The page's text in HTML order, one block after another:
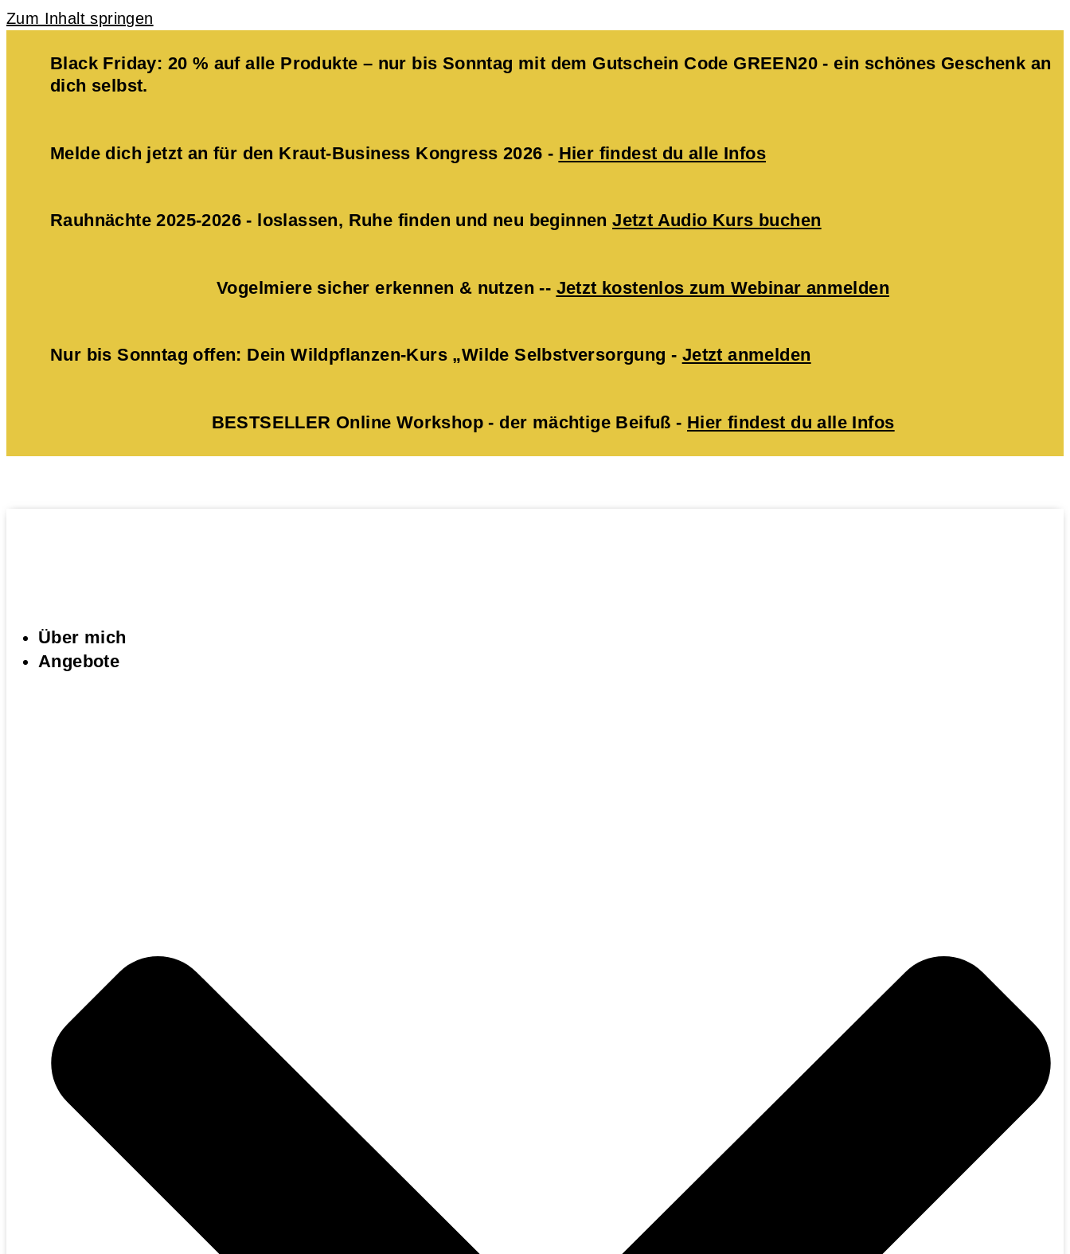
Zum Inhalt springen
Black Friday: 20 % auf alle Produkte – nur bis Sonntag mit dem Gutschein Code GREEN20 - ein schönes Geschenk an
dich selbst.
Melde dich jetzt an für den Kraut-Business Kongress 2026 - Hier findest du alle Infos
Rauhnächte 2025-2026 - loslassen, Ruhe finden und neu beginnenJetzt Audio Kurs buchen
Vogelmiere sicher erkennen & nutzen -- Jetzt kostenlos zum Webinar anmelden
Nur bis Sonntag offen: Dein Wildpflanzen-Kurs „Wilde Selbstversorgung - Jetzt anmelden
BESTSELLER Online Workshop - der mächtige Beifuß - Hier findest du alle Infos
Über mich
Angebote